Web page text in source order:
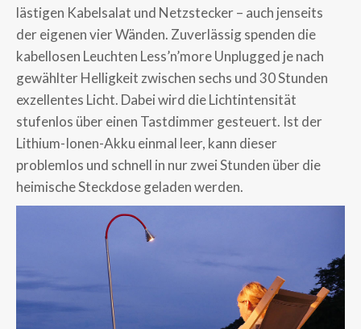
lästigen Kabelsalat und Netzstecker – auch jenseits
der eigenen vier Wänden. Zuverlässig spenden die
kabellosen Leuchten Less’n’more Unplugged je nach
gewählter Helligkeit zwischen sechs und 30 Stunden
exzellentes Licht. Dabei wird die Lichtintensität
stufenlos über einen Tastdimmer gesteuert. Ist der
Lithium-Ionen-Akku einmal leer, kann dieser
problemlos und schnell in nur zwei Stunden über die
heimische Steckdose geladen werden.